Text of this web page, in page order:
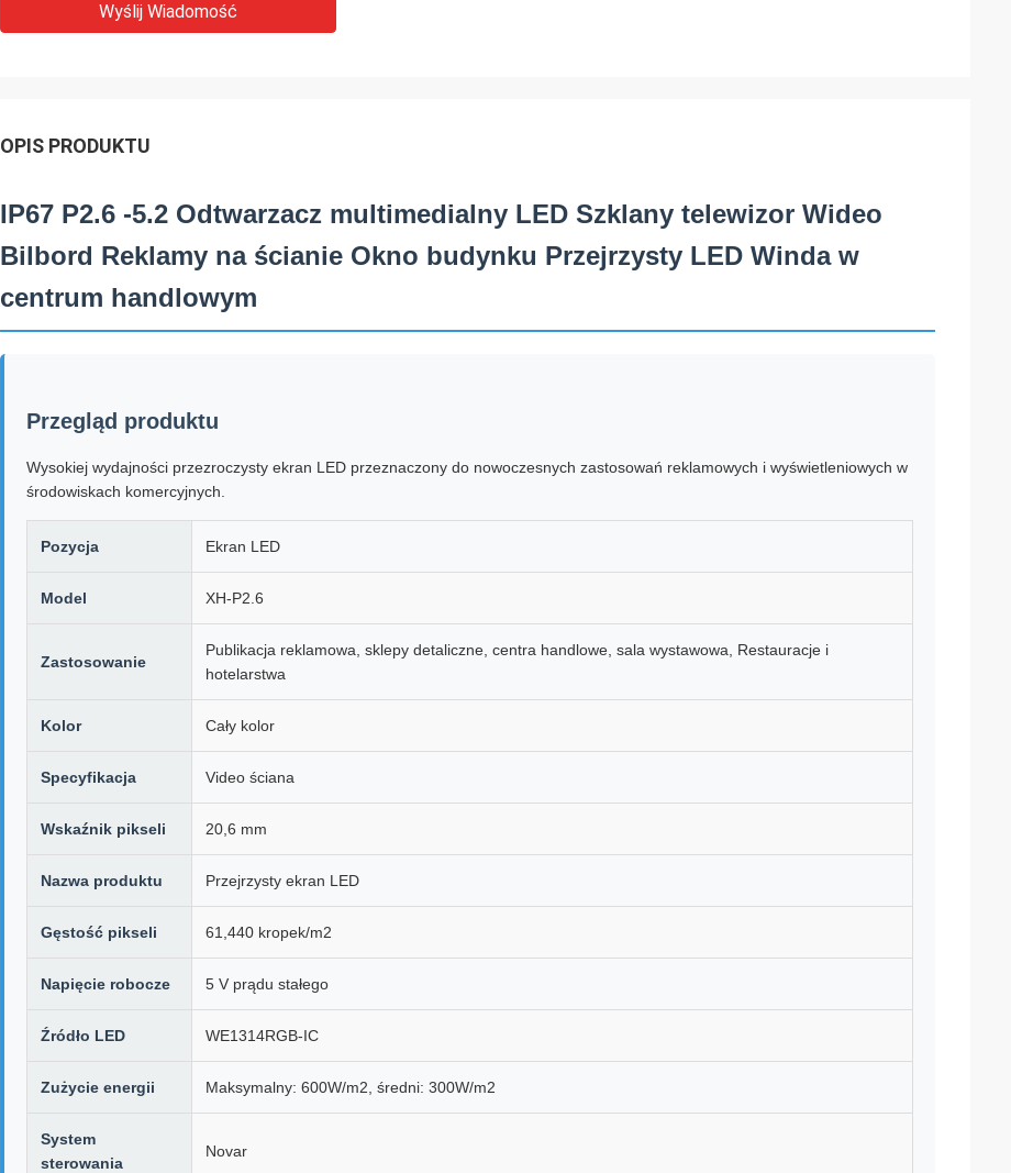
Wyślij Wiadomość
OPIS PRODUKTU
IP67 P2.6 -5.2 Odtwarzacz multimedialny LED Szklany telewizor Wideo
Bilbord Reklamy na ścianie Okno budynku Przejrzysty LED Winda w
centrum handlowym
Przegląd produktu
Wysokiej wydajności przezroczysty ekran LED przeznaczony do nowoczesnych zastosowań reklamowych i wyświetleniowych w
środowiskach komercyjnych.
Pozycja Ekran LED
Model XH-P2.6
Zastosowanie
Publikacja reklamowa, sklepy detaliczne, centra handlowe, sala wystawowa, Restauracje i
hotelarstwa
Kolor Cały kolor
Specyfikacja Video ściana
Wskaźnik pikseli 20,6 mm
Nazwa produktu Przejrzysty ekran LED
Gęstość pikseli 61,440 kropek/m2
Napięcie robocze 5 V prądu stałego
Źródło LED WE1314RGB-IC
Zużycie energii Maksymalny: 600W/m2, średni: 300W/m2
System
sterowania
Novar